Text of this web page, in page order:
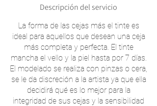
i
Descripción del servicio
La forma de las cejas más el tinte es
ideal para aquellos que desean una ceja
más completa y perfecta. El tinte
mancha el vello y la piel hasta por 7 días.
El modelado se realiza con pinzas o cera,
se le da discreción a la artista ya que ella
decidirá qué es lo mejor para la
integridad de sus cejas y la sensibilidad